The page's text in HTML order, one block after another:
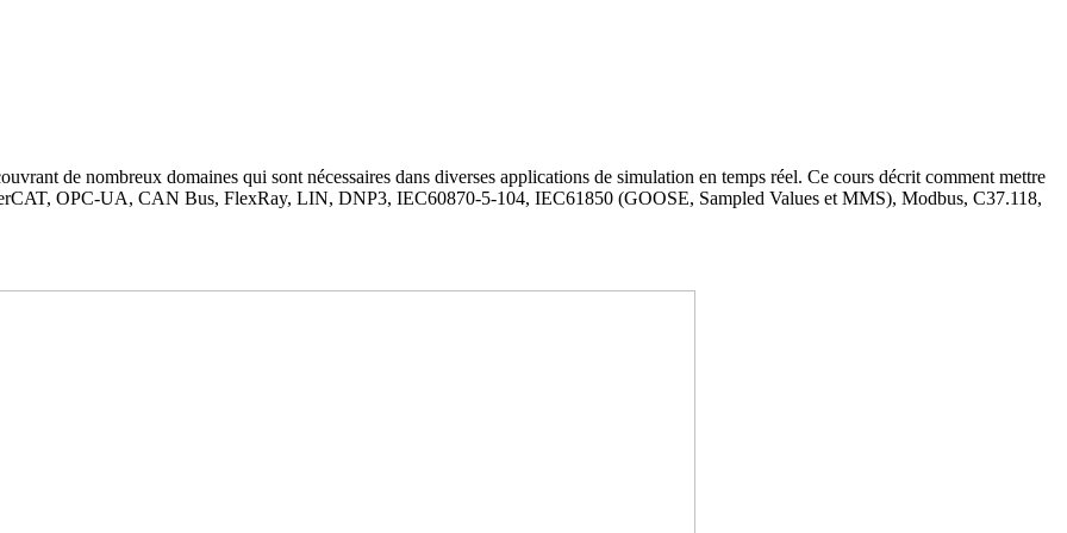
de nombreux domaines qui sont nécessaires dans diverses applications de simulation en temps réel. Ce cours décrit comment mettre
OPC-UA, CAN Bus, FlexRay, LIN, DNP3, IEC60870-5-104, IEC61850 (GOOSE, Sampled Values et MMS), Modbus, C37.118,